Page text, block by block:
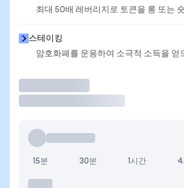
최대 50배 레버리지로 토큰을 롱 또는
스테이킹
암호화폐를 운용하여 소극적 소득을 얻
15분 30분 1시간 4